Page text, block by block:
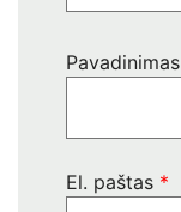
Pavadinimas
El. paštas *